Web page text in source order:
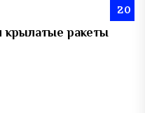
20
ракеты